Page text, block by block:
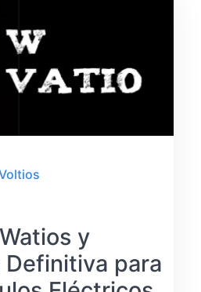
y
Definitiva para